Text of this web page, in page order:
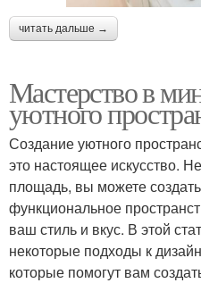
читать дальше →
Мастерство в
уютного
Создание уютного
это настоящее искусство.
площадь, вы можете
функциональное
ваш стиль и вкус. В этой
некоторые подходы к
которые помогут вам